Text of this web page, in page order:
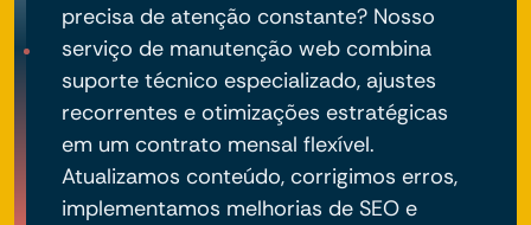
precisa de atenção constante? Nosso
serviço de manutenção web combina
suporte técnico especializado, ajustes
recorrentes e otimizações estratégicas
em um contrato mensal flexível.
Atualizamos conteúdo, corrigimos erros,
implementamos melhorias de SEO e